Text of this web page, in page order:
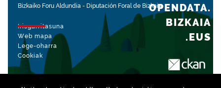
Bizkaiko Foru Aldundia - Diputación Foral de Bizkaia
Irisgarritasuna
Web mapa
Lege-oharra
Cookiak
OPENDATA.
BIZKAIA
.EUS